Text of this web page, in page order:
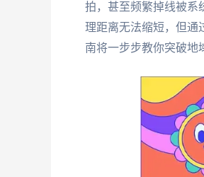
拍，甚至频繁掉线被系
理距离无法缩短，但通
南将一步步教你突破地